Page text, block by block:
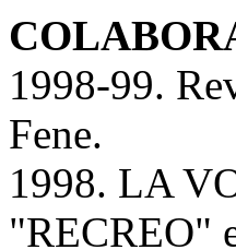
1998-99.
Fene.
1998. LA
"RECREO"